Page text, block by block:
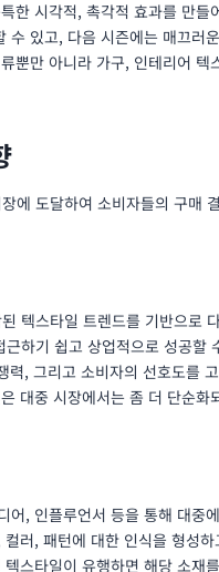
한 시각적, 촉각적 효과를 만들
있고, 다음 시즌에는 매끄러
뿐만 아니라 가구, 인테리어 텍
에 도달하여 소비자들의 구매
텍스타일 트렌드를 기반으로
하기 쉽고 상업적으로 성공할
, 그리고 소비자의 선호도를
대중 시장에서는 좀 더 단순화
, 인플루언서 등을 통해 대중
러, 패턴에 대한 인식을 형성
스타일이 유행하면 해당 소재